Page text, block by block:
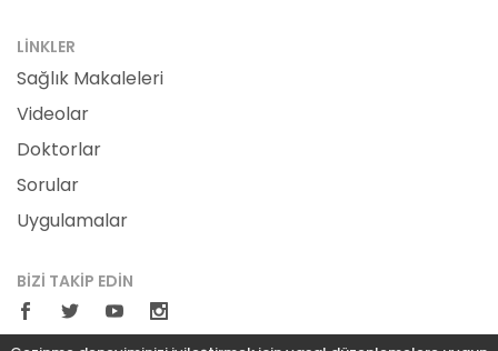
LINKLER
Sağlık Makaleleri
Videolar
Doktorlar
Sorular
Uygulamalar
BIZI TAKIP EDIN